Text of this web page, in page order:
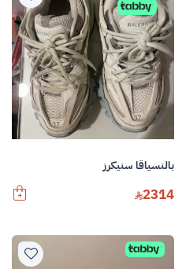
بالنسياقا سنيكرز
2314